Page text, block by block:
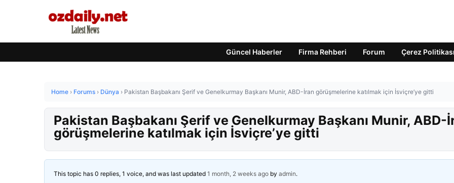
Güncel Haberler Firma Rehberi Forum Çerez Politikası
Home › Forums › Dünya › Pakistan Başbakanı Şerif ve Genelkurmay Başkanı Munir, ABD-İran görüşmelerine katılmak için İsviçre’ye gitti
Pakistan Başbakanı Şerif ve Genelkurmay Başkanı Munir, ABD-
görüşmelerine katılmak için İsviçre’ye gitti
This topic has 0 replies, 1 voice, and was last updated 1 month, 2 weeks ago by admin.